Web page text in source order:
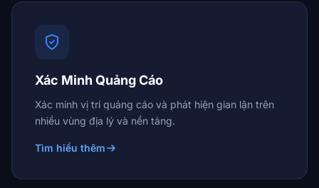
Xác Minh Quảng Cáo
Xác minh vị trí quảng cáo và phát hiện gian lận trên
nhiều vùng địa lý và nền tảng.
Tìm hiểu thêm